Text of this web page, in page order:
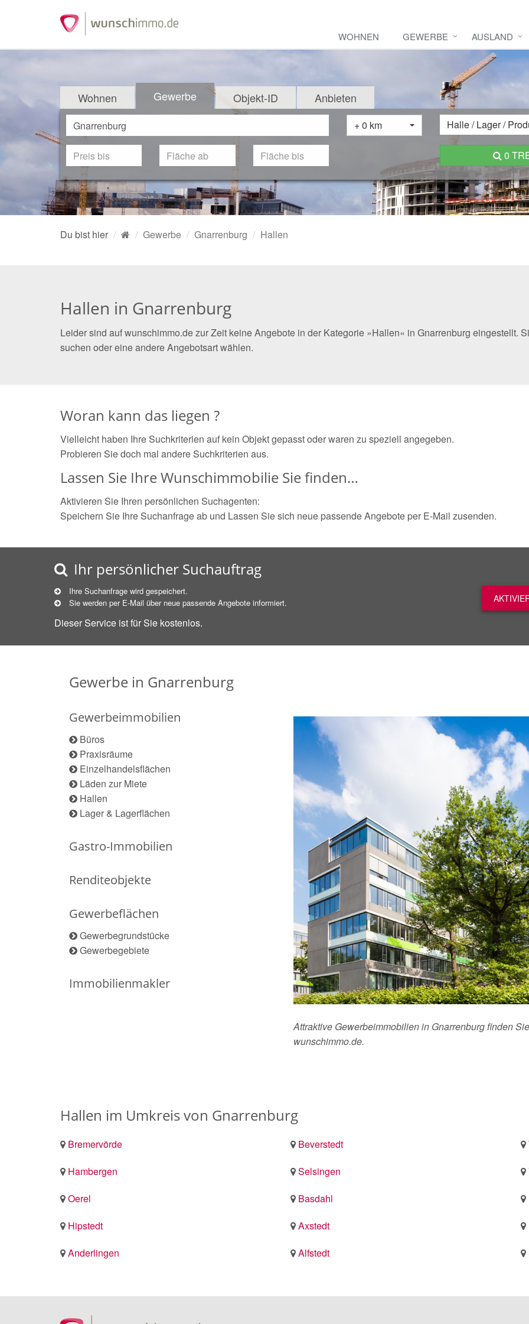
WOHNEN GEWERBE AUSLAND
Wohnen Gewerbe Objekt-ID Anbieten
+ 0 km Halle / Lager /
0
Du bist hier Gewerbe Gnarrenburg Hallen
Hallen in Gnarrenburg
Leider sind auf wunschimmo.de zur Zeit keine Angebote in der Kategorie »Hallen« in Gnarrenburg eingestellt.
suchen oder eine andere Angebotsart wählen.
Woran kann das liegen ?
Vielleicht haben Ihre Suchkriterien auf kein Objekt gepasst oder waren zu speziell angegeben.
Probieren Sie doch mal andere Suchkriterien aus.
Lassen Sie Ihre Wunschimmobilie Sie finden…
Aktivieren Sie Ihren persönlichen Suchagenten:
Speichern Sie Ihre Suchanfrage ab und Lassen Sie sich neue passende Angebote per E-Mail zusenden.
Ihr persönlicher Suchauftrag
Ihre Suchanfrage wird gespeichert.
Sie werden per E-Mail über neue passende Angebote informiert.
Dieser Service ist für Sie kostenlos.
Gewerbe in Gnarrenburg
Gewerbeimmobilien
Büros
Praxisräume
Einzelhandelsflächen
Läden zur Miete
Hallen
Lager & Lagerflächen
Gastro-Immobilien
Renditeobjekte
Gewerbeflächen
Gewerbegrundstücke
Gewerbegebiete
Immobilienmakler
Attraktive Gewerbeimmobilien in Gnarrenburg finden
wunschimmo.de.
Hallen im Umkreis von Gnarrenburg
Bremervörde Beverstedt
Hambergen
Selsingen
Oerel
Basdahl
Hipstedt
Axstedt
Anderlingen
Alfstedt